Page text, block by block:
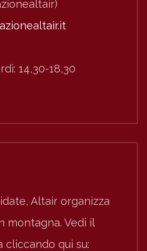
14,30-18,30
Altair organizza
montagna. Vedi il
qui su: